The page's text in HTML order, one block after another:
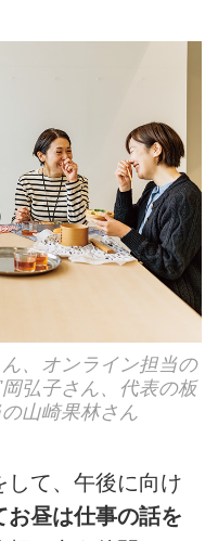
、オンライン担当の
弘子さん、代表の板
山崎果林さん
して、午後に向け
お昼は仕事の話を